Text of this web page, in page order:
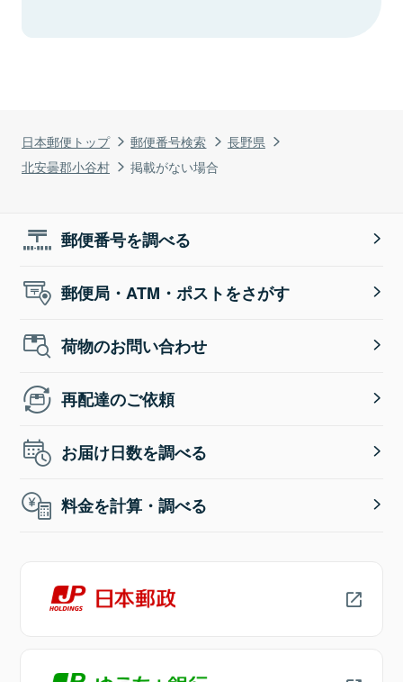
日本郵便トップ 郵便番号検索
長野県
北安曇郡小谷村
掲載がない場合
郵便番号を調べる
郵便局・ATM・ポストをさがす
荷物のお問い合わせ
再配達のご依頼
お届け日数を調べる
料金を計算・調べる